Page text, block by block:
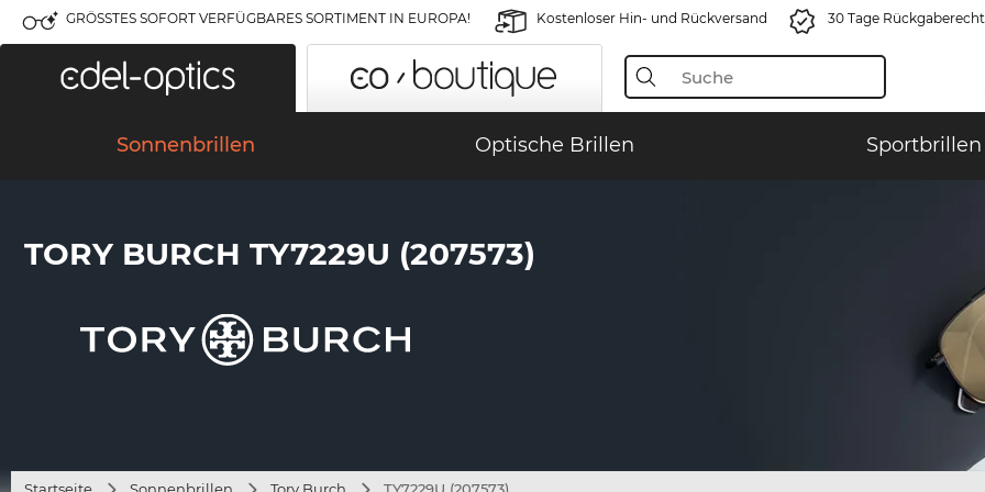
GRÖSSTES SOFORT VERFÜGBARES SORTIMENT IN EUROPA! Kostenloser Hin- und Rückversand 30 Tage Rückgaberecht
Sonnenbrillen Optische Brillen Sportbrillen
TORY BURCH TY7229U (207573)